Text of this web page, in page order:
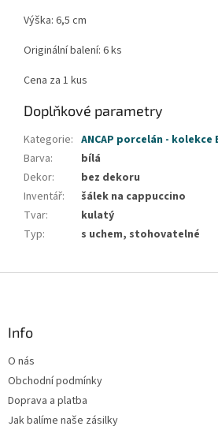
Výška: 6,5 cm
Originální balení: 6 ks
Cena za 1 kus
Doplňkové parametry
Kategorie: ANCAP porcelán -
Barva:
bílá
Dekor:
bez dekoru
Inventář:
šálek na cappuccino
Tvar:
kulatý
Typ: s uchem, stohovatelné
Info
O nás
Obchodní podmínky
Doprava a platba
Jak balíme naše zásilky